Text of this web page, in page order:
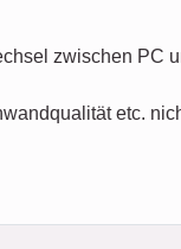
zwischen PC
etc.